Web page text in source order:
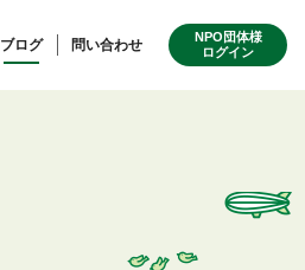
ブログ 問い合わせ
NPO団体様
ログイン